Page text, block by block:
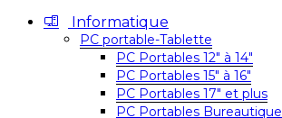
Informatique
PC portable-Tablette
PC Portables 12″ à 14″
PC Portables 15″ à 16″
PC Portables 17″ et plus
PC Portables Bureautique